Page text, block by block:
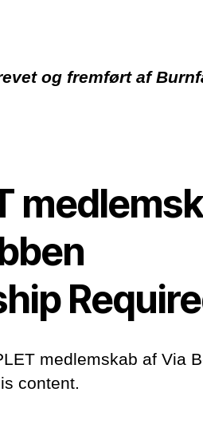
og fremført af
medlemskab af Via
content.